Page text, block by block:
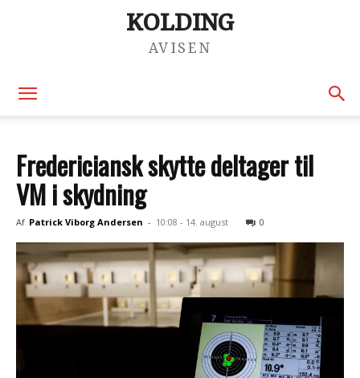
KOLDING
AVISEN
Fredericiansk skytte deltager til
VM i skydning
Af Patrick Viborg Andersen - 10:08 - 14. august 0